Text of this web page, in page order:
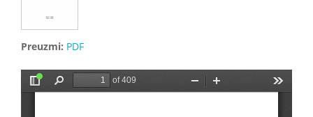
Preuzmi: PDF